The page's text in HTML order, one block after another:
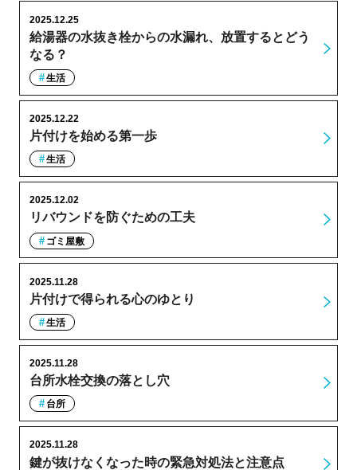
給湯器の水抜き栓からの水漏れ、放置するとどう
なる？
2025.12.25
生活
片付けを始める第一歩
2025.12.22
生活
リバウンドを防ぐための工夫
2025.12.02
ゴミ屋敷
片付けで得られる心のゆとり
2025.11.28
生活
台所水栓交換の落とし穴
2025.11.28
台所
鍵が抜けなくなった時の緊急対処法と注意点
2025.11.28